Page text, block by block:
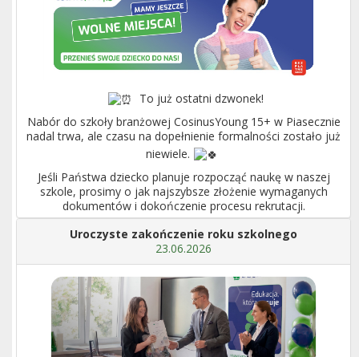
To już ostatni dzwonek!
Nabór do szkoły branżowej CosinusYoung 15+ w Piasecznie
nadal trwa, ale czasu na dopełnienie formalności zostało już
niewiele.
Jeśli Państwa dziecko planuje rozpocząć naukę w naszej
szkole, prosimy o jak najszybsze złożenie wymaganych
dokumentów i dokończenie procesu rekrutacji.
Uroczyste zakończenie roku szkolnego
23.06.2026